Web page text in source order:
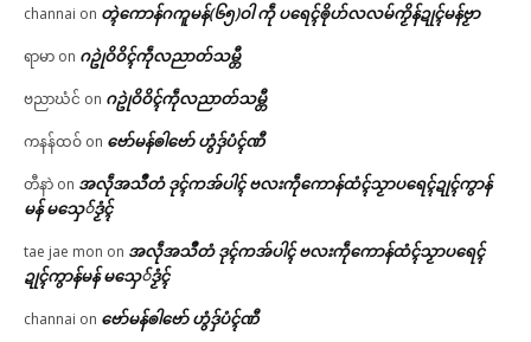
channai on တ္ၚဲကောန်ဂကူမန်(၆၅)ဝါ ကဵု ပရေၚ်ၜိုဟ်လလမ်ကၟိန်ဍုၚ်မန်ဗၟာ
ရာမာ on ဂဥုဲဝိဝိၚ်ကဵုလညာတ်သမ္တီ
ဗညာဃံင် on ဂဥုဲဝိဝိၚ်ကဵုလညာတ်သမ္တီ
ကနန်ထဝ် on ဗော်မန်ၜါဗော် ဟွံဒှ်ပံၚ်ဏီ
တီနာဲ on အလဵုအသဳတံ ဒုၚ်ကအ်ပါၚ် ဗလးကဵုကောန်ထံၚ်သၟာပရေၚ်ဍုၚ်ကွာန်
မန် မသှေ်ဒၟံၚ်
tae jae mon on အလဵုအသဳတံ ဒုၚ်ကအ်ပါၚ် ဗလးကဵုကောန်ထံၚ်သၟာပရေၚ်
ဍုၚ်ကွာန်မန် မသှေ်ဒၟံၚ်
channai on ဗော်မန်ၜါဗော် ဟွံဒှ်ပံၚ်ဏီ